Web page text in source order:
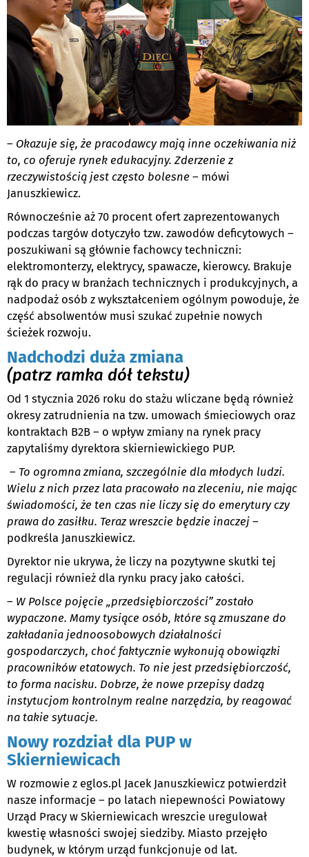
– Okazuje się, że pracodawcy mają inne oczekiwania niż
to, co oferuje rynek edukacyjny. Zderzenie z
rzeczywistością jest często bolesne – mówi
Januszkiewicz.
Równocześnie aż 70 procent ofert zaprezentowanych
podczas targów dotyczyło tzw. zawodów deficytowych –
poszukiwani są głównie fachowcy techniczni:
elektromonterzy, elektrycy, spawacze, kierowcy. Brakuje
rąk do pracy w branżach technicznych i produkcyjnych, a
nadpodaż osób z wykształceniem ogólnym powoduje, że
część absolwentów musi szukać zupełnie nowych
ścieżek rozwoju.
Nadchodzi duża zmiana
(patrz ramka dół tekstu)
Od 1 stycznia 2026 roku do stażu wliczane będą również
okresy zatrudnienia na tzw. umowach śmieciowych oraz
kontraktach B2B – o wpływ zmiany na rynek pracy
zapytaliśmy dyrektora skierniewickiego PUP.
– To ogromna zmiana, szczególnie dla młodych ludzi.
Wielu z nich przez lata pracowało na zleceniu, nie mając
świadomości, że ten czas nie liczy się do emerytury czy
prawa do zasiłku. Teraz wreszcie będzie inaczej –
podkreśla Januszkiewicz.
Dyrektor nie ukrywa, że liczy na pozytywne skutki tej
regulacji również dla rynku pracy jako całości.
– W Polsce pojęcie „przedsiębiorczości” zostało
wypaczone. Mamy tysiące osób, które są zmuszane do
zakładania jednoosobowych działalności
gospodarczych, choć faktycznie wykonują obowiązki
pracowników etatowych. To nie jest przedsiębiorczość,
to forma nacisku. Dobrze, że nowe przepisy dadzą
instytucjom kontrolnym realne narzędzia, by reagować
na takie sytuacje.
Nowy rozdział dla PUP w
Skierniewicach
W rozmowie z eglos.pl Jacek Januszkiewicz potwierdził
nasze informacje – po latach niepewności Powiatowy
Urząd Pracy w Skierniewicach wreszcie uregulował
kwestię własności swojej siedziby. Miasto przejęło
budynek, w którym urząd funkcjonuje od lat.